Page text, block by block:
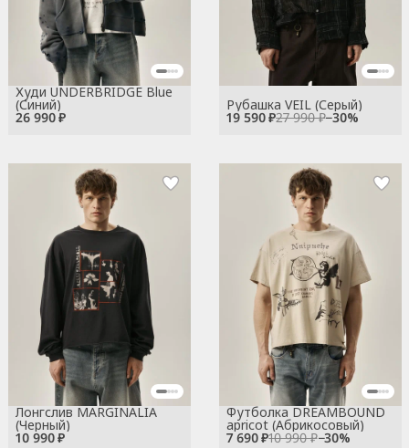
26 990 ₽
Худи UNDERBRIDGE Blue
(Синий)
19 590 ₽27 990 ₽−30%
Рубашка VEIL (Серый)
10 990 ₽
Лонгслив MARGINALIA
(Черный)
7 690 ₽10 990 ₽−30%
Футболка DREAMBOUND
apricot (Абрикосовый)